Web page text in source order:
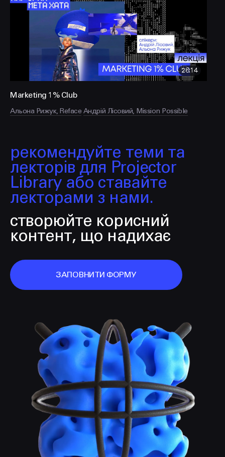
FACEBOOK LINKEDIN
26:14
Marketing 1% Club
Альона Рижук, Reface Андрій Лісовий, Mission Possible
рекомендуйте теми та
лекторів для Projector
Library або ставайте
лекторами з нами.
створюйте корисний
контент, що надихає
ЗАПОВНИТИ ФОРМУ